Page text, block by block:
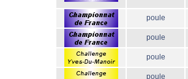
poule
poule
poule
poule